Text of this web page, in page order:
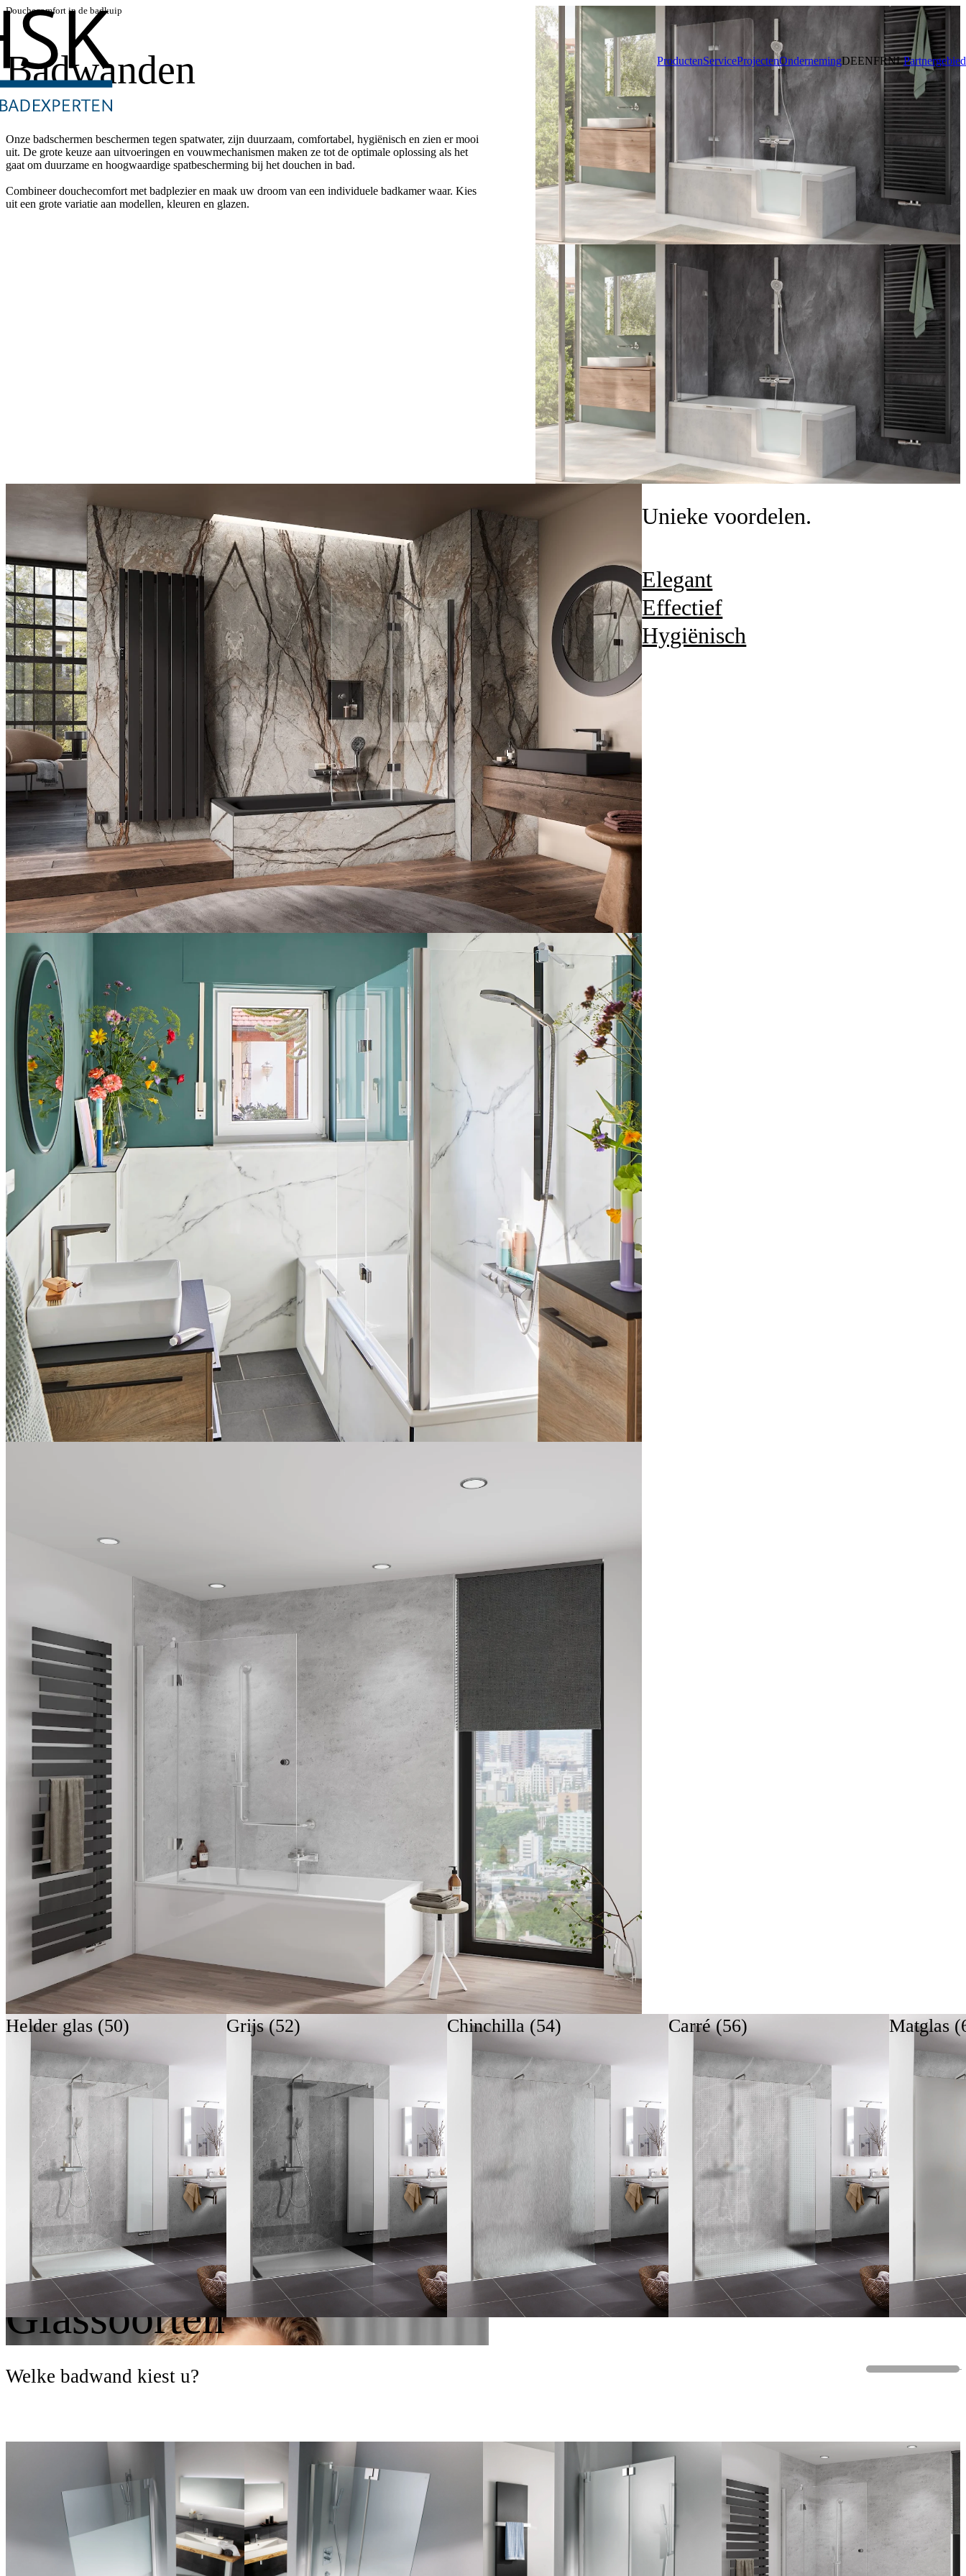
ProductenServiceProjectenOndernemingDEENFRNLPartnergebied
Douchecomfort in de badkuip
Badwanden
Onze badschermen beschermen tegen spatwater, zijn duurzaam, comfortabel, hygiënisch en zien er mooi
uit. De grote keuze aan uitvoeringen en vouwmechanismen maken ze tot de optimale oplossing als het
gaat om duurzame en hoogwaardige spatbescherming bij het douchen in bad.
Combineer douchecomfort met badplezier en maak uw droom van een individuele badkamer waar. Kies
uit een grote variatie aan modellen, kleuren en glazen.
Unieke voordelen.
Elegant
De variatie aan beschikbare designs en modellen biedt voor elke
smaak en elke ruimtesituatie de juiste oplossing. Onze badwanden
comfort en de functionaliteit van uw badkamer aanzienlijk.
Effectief
Hygiënisch
Vormtaal
Geraffineerde details
Scharnieren Grepen Vouwmechanisme
Glassoorten
Helder glas (50) Grijs (52) Chinchilla (54) Carré (56) Matglas
Welke badwand kiest u?